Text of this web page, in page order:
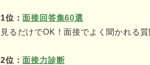
⑤面接中の企業の他社に
1位：面接回答集60選
見るだけでOK！面接でよく聞かれる
2位：面接力診断